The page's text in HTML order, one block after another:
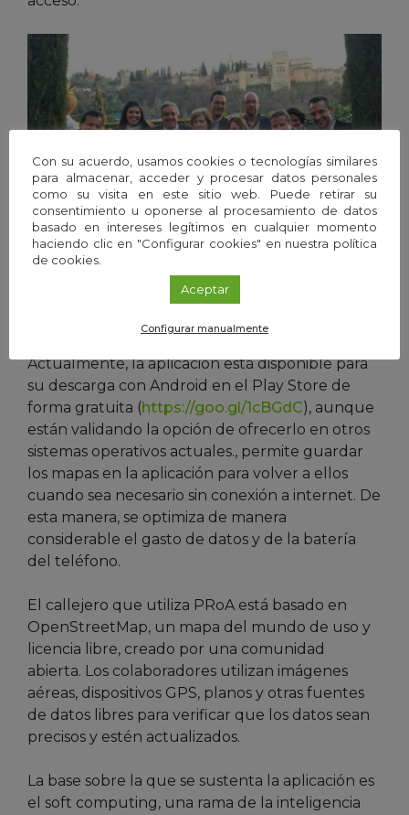
Grupo de investigación Modelos de decisión y optimización
Actualmente, la aplicación está disponible para
su descarga con Android en el Play Store de
forma gratuita (https://goo.gl/1cBGdC), aunque
están validando la opción de ofrecerlo en otros
sistemas operativos actuales., permite guardar
los mapas en la aplicación para volver a ellos
cuando sea necesario sin conexión a internet. De
esta manera, se optimiza de manera
considerable el gasto de datos y de la batería
del teléfono.
El callejero que utiliza PRoA está basado en
OpenStreetMap, un mapa del mundo de uso y
licencia libre, creado por una comunidad
abierta. Los colaboradores utilizan imágenes
aéreas, dispositivos GPS, planos y otras fuentes
de datos libres para verificar que los datos sean
precisos y estén actualizados.
La base sobre la que se sustenta la aplicación es
el soft computing, una rama de la inteligencia
Con su acuerdo, usamos cookies o tecnologías similares
para almacenar, acceder y procesar datos personales
como su visita en este sitio web. Puede retirar su
consentimiento u oponerse al procesamiento de datos
basado en intereses legítimos en cualquier momento
haciendo clic en "Configurar cookies" en nuestra política
de cookies.
Aceptar
Configurar manualmente